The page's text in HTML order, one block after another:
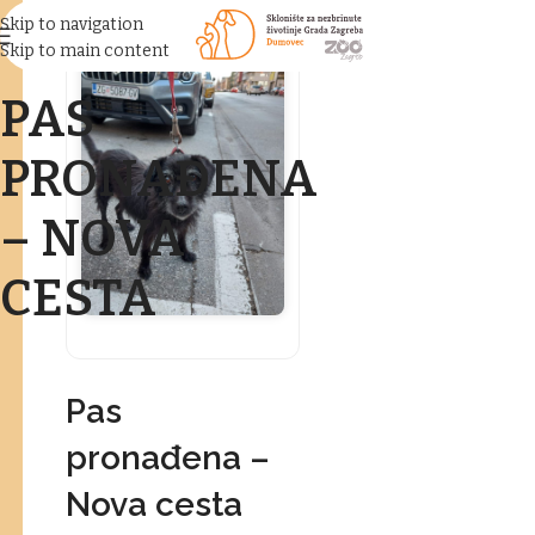
Skip to navigation
Skip to main content
PAS
PRONAĐENA
– NOVA
CESTA
Pas
pronađena –
Nova cesta